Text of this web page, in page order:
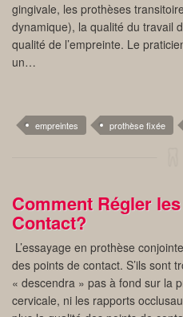
gingivale, les prothèses
dynamique), la qualité du travail
qualité de l’empreinte. Le
un…
empreintes prothèse fixée
Comment Régler
Contact?
L’essayage en prothèse
des points de contact. S’ils sont
« descendra » pas à fond sur la
cervicale, ni les rapports